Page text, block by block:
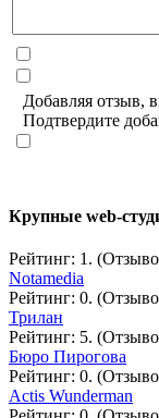
Добавляя отзыв,
Подтвердите
Крупные web-
Рейтинг: 1.
Notamedia
Рейтинг: 0.
Трилан
Рейтинг: 5.
Бюро Пирогова
Рейтинг: 0.
Actis Wunderman